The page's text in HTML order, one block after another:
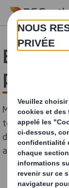
Skip to main
poulets,
Moins
technologie
dans la finance
applications au